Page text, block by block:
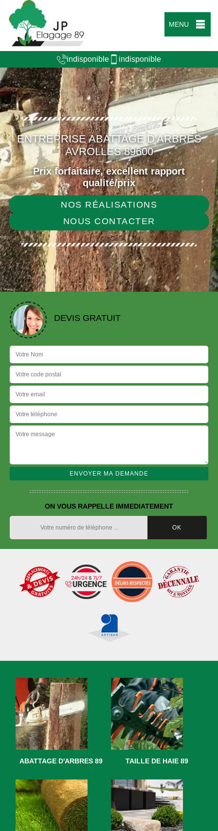
MENU
indisponible indisponible
ENTREPRISE ABATTAGE D'ARBRES
AVROLLES 89600
Prix forfaitaire, excellent rapport
qualité/prix
NOS RÉALISATIONS
NOUS CONTACTER
DEVIS GRATUIT
ON VOUS RAPPELLE IMMEDIATEMENT
ABATTAGE D'ARBRES 89 TAILLE DE HAIE 89